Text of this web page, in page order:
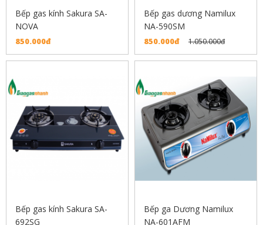
Bếp gas kính Sakura SA-
NOVA
850.000đ
Bếp gas dương Namilux
NA-590SM
850.000đ 1.050.000đ
Bếp gas kính Sakura SA-
692SG
Bếp ga Dương Namilux
NA-601AFM